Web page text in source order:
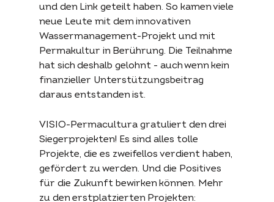
und den Link geteilt haben. So kamen viele
neue Leute mit dem innovativen
Wassermanagement-Projekt und mit
Permakultur in Berührung. Die Teilnahme
hat sich deshalb gelohnt - auch wenn kein
finanzieller Unterstützungsbeitrag
daraus entstanden ist.
VISIO-Permacultura gratuliert den drei
Siegerprojekten! Es sind alles tolle
Projekte, die es zweifellos verdient haben,
gefördert zu werden. Und die Positives
für die Zukunft bewirken können. Mehr
zu den erstplatzierten Projekten: